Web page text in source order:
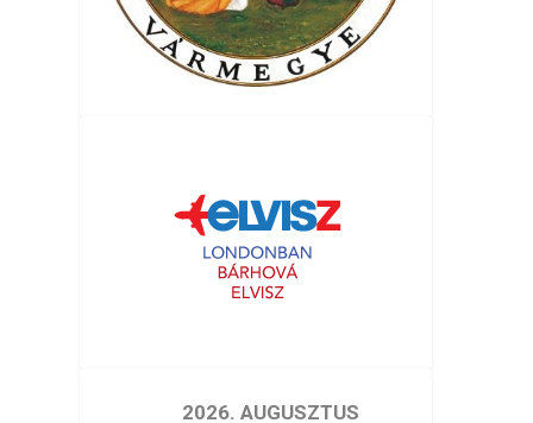
2026. AUGUSZTUS